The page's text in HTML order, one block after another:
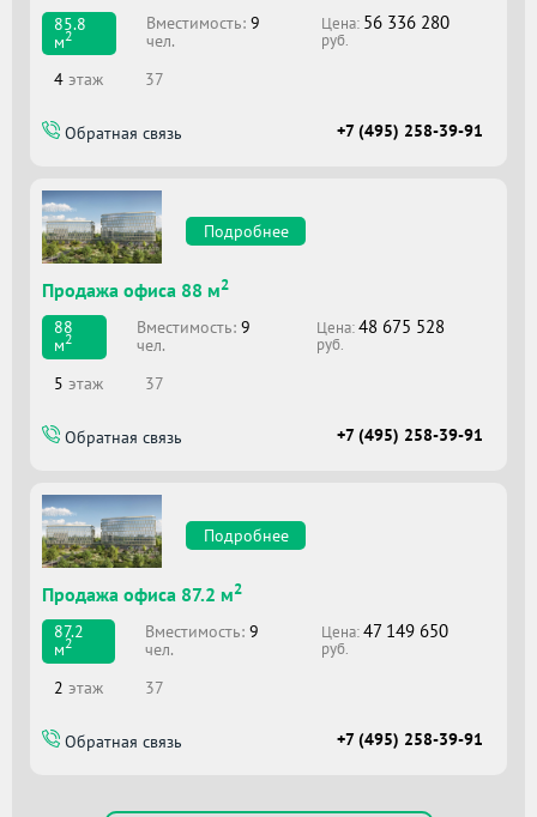
85.8
м2
Вместимоcть:9
чел.
Цена: 56 336 280
руб.
4 этаж 37
Обратная связь +7 (495) 258-39-91
Подробнее
Продажа офиса 88 м2
88
м2
Вместимоcть: 9
чел.
Цена:48 675 528
руб.
5 этаж 37
Обратная связь +7 (495) 258-39-91
Подробнее
Продажа офиса 87.2 м2
87.2
м2
Вместимоcть: 9
чел.
Цена:47 149 650
руб.
2 этаж 37
Обратная связь +7 (495) 258-39-91